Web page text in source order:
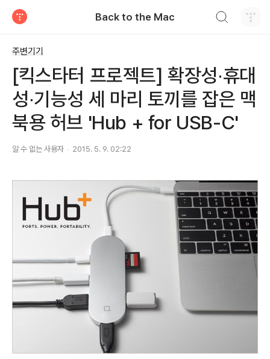
Back to the Mac
주변기기
[킥스타터 프로젝트] 확장성∙휴대
성∙기능성 세 마리 토끼를 잡은 맥
북용 허브 'Hub + for USB-C'
알 수 없는 사용자 2015. 5. 9. 02:22